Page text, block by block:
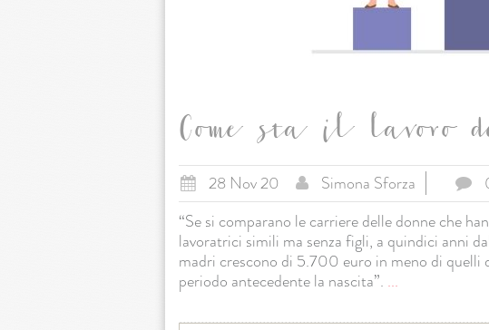
Come sta il lavoro
28 Nov 20 Simona Sforza
“Se si comparano le carriere delle donne che
lavoratrici simili ma senza figli, a quindici anni
madri crescono di 5.700 euro in meno di quelli
periodo antecedente la nascita”. ...